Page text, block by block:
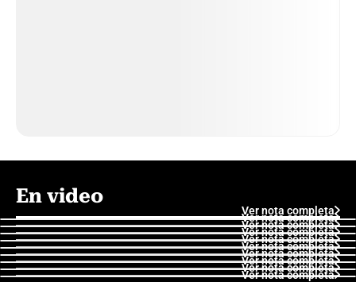
En video
Ver nota completa
Ver nota completa
Ver nota completa
Ver nota completa
Ver nota completa
Ver nota completa
Ver nota completa
Ver nota completa
Ver nota completa
Ver nota completa